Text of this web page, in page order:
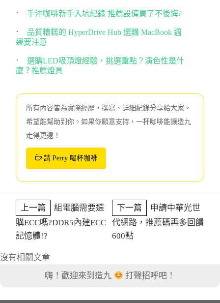
手沖咖啡新手入坑紀錄 推薦設備買了不後悔?
品質糟糕的 HyperDrive Hub 選購 MacBook 週
邊要注意
選購LED吸頂燈經驗，挑選重點？演色性是什
麼？推薦燈具
所有內容皆為實際經歷，撰寫、詳細紀錄分享給大家。
希望能幫助到你。如果你願意支持，一杯咖啡能讓造九
走得更遠！
請 Perry 喝杯咖啡
上一篇
組電腦需要選
購ECC嗎?DDR5內建ECC
記憶體!?
下一篇
申請中華光世
代網路，推薦碼再多回饋
600點
沒有相關文章
嗨！歡迎來到造九
打聲招呼吧！